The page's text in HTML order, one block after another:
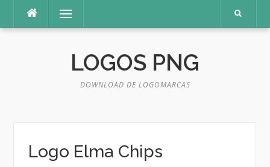
o
Menu
LOGOS PNG
DOWNLOAD DE LOGOMARCAS
Logo Elma Chips